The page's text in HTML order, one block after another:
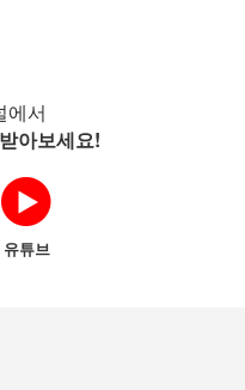
에서
아보세요!
유튜브